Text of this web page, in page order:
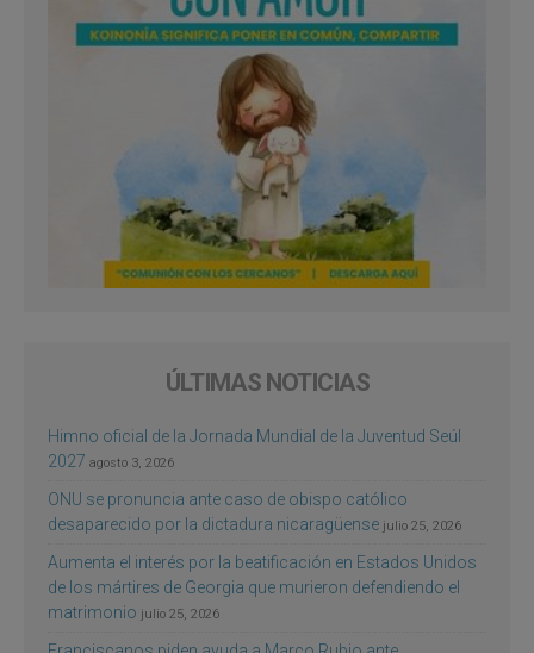
ÚLTIMAS NOTICIAS
Himno oficial de la Jornada Mundial de la Juventud Seúl
2027 agosto 3, 2026
ONU se pronuncia ante caso de obispo católico
desaparecido por la dictadura nicaragüense julio 25, 2026
Aumenta el interés por la beatificación en Estados Unidos
de los mártires de Georgia que murieron defendiendo el
matrimonio julio 25, 2026